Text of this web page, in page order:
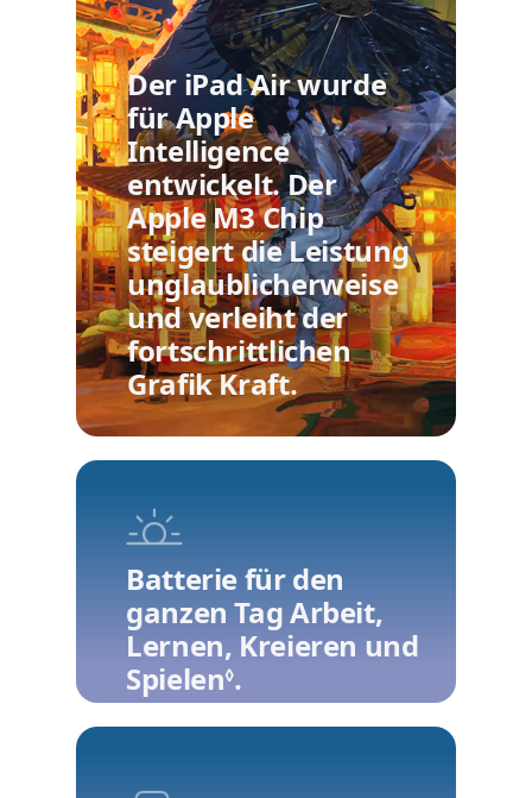
Der iPad Air wurde
für Apple
Intelligence
entwickelt. Der
Apple M3 Chip
steigert die Leistung
unglaublicherweise
und verleiht der
fortschrittlichen
Grafik Kraft.
Batterie für den
ganzen Tag Arbeit,
Lernen, Kreieren und
Spielen◊. Rechtliche Hinweise